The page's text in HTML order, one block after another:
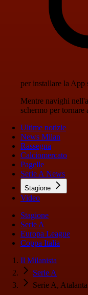
per installare la App
Mentre navighi
schermo per tornare
Ultime notizie
News Milan
Rassegna
Calciomercato
Pagelle
Serie A News
Stagione
Video
Stagione
Serie A
Europa League
Coppa Italia
Il Milanista
Serie A
Serie A,